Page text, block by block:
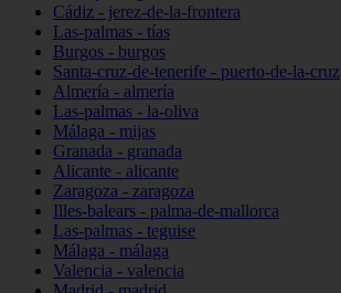
Cádiz - jerez-de-la-frontera
Las-palmas - tías
Burgos - burgos
Santa-cruz-de-tenerife - puerto-de-la-cruz
Almería - almería
Las-palmas - la-oliva
Málaga - mijas
Granada - granada
Alicante - alicante
Zaragoza - zaragoza
Illes-balears - palma-de-mallorca
Las-palmas - teguise
Málaga - málaga
Valencia - valencia